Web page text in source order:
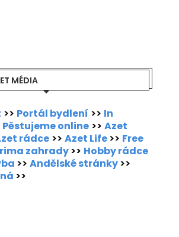
MÉDIA
>> Portál bydlení >> In
Pěstujeme online >> Azet
rádce >> Azet Life>> Free
zahrady>> Hobby rádce
>> Andělské stránky>>
>>